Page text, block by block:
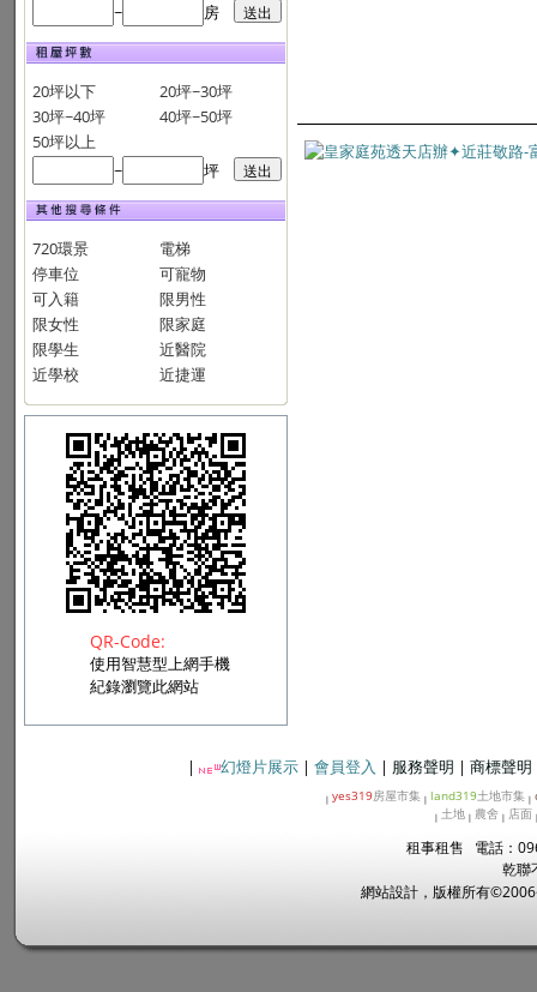
~
房
20坪以下
20坪~30坪
30坪~40坪
40坪~50坪
50坪以上
~
坪
720環景
電梯
停車位
可寵物
可入籍
限男性
限女性
限家庭
限學生
近醫院
近學校
近捷運
QR-Code:
使用智慧型上網手機
紀錄瀏覽此網站
| 幻燈片展示 | 會員登入 | 服務聲明 | 商標聲明
| yes319房屋市集 | land319土地市集 |
| 土地 | 農舍 | 店面
租事租售 電話：
乾聯
網站設計，版權所有